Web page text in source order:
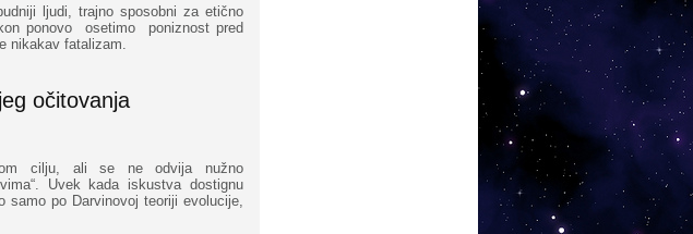
ljudi, trajno sposobni za etično
ponovo osetimo poniznost pred
nikakav fatalizam.
očitovanja
cilju, ali se ne odvija nužno
Uvek kada iskustva dostignu
po Darvinovoj teoriji evolucije,